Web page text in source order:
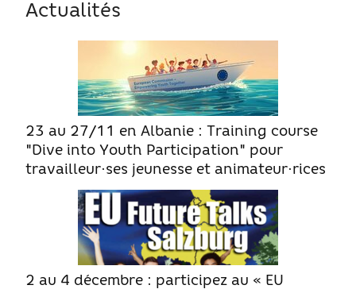
Qui sommes nous
Guide Jeunes
Projets internationaux
Actualités
23 au 27/11 en Albanie : Training course
"Dive into Youth Participation" pour
travailleur·ses jeunesse et animateur·rices
2 au 4 décembre : participez au « EU